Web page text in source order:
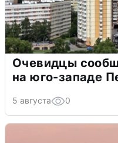
Очевидцы
на юго-западе
5 августа 0